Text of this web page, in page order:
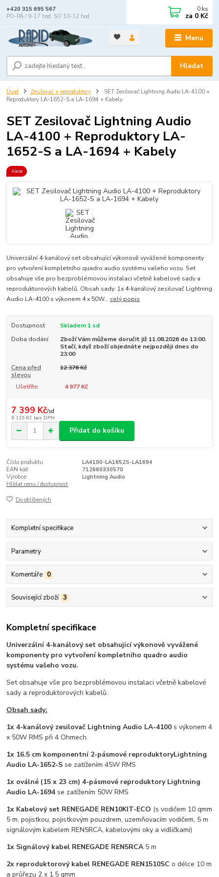
Menu
Hledat
+420 315 695 567
PO-PÁ / 9-17 hod, SO 10-12 hod
0 ks
za 0 Kč
Úvod Zesilovač + reproduktory
SET Zesilovač Lightning Audio LA-4100 +
Reproduktory LA-1652-S a LA-1694 + Kabely
SET Zesilovač Lightning Audio
LA-4100 + Reproduktory LA-
1652-S a LA-1694 + Kabely
Akce
Univerzální 4-kanálový set obsahující výkonově vyvážené komponenty
pro vytvoření kompletního quadro audio systému vašeho vozu. Set
obsahuje vše pro bezproblémovou instalaci včetně kabelové sady a
reproduktorových kabelů. Obsah sady: 1x 4-kanálový zesilovač Lightning
Audio LA-4100 s výkonem 4 x 50W... celý popis
Dostupnost
Skladem 1 sd
Doba dodání
Zboží Vám můžeme doručit již 11.08.2026 do 13:00.
Stačí, když zboží objednáte nejpozději dnes do
23:00
Cena před
slevou
12 376 Kč
Ušetříte 4 977 Kč
7 399 Kč/sd
6 115 Kč bez DPH
Přidat do košíku
Číslo produktu:
LA4100-LA1652S-LA1694
EAN kód:
712660330570
Výrobce:
Lightning Audio
Hlídat cenu / dostupnost
Do oblíbených
Kompletní specifikace
Parametry
Komentáře 0
Související zboží 3
Kompletní specifikace
Univerzální 4-kanálový set obsahující výkonově vyvážené
komponenty pro vytvoření kompletního quadro audio
systému vašeho vozu.
Set obsahuje vše pro bezproblémovou instalaci včetně kabelové
sady a reproduktorových kabelů.
Obsah sady:
1x 4-kanálový zesilovač Lightning Audio LA-4100 s výkonem 4
x 50W RMS při 4 Ohmech.
1x 16.5 cm komponentní 2-pásmové reproduktoryLightning
Audio LA-1652-S se zatížením 45W RMS
1x oválné (15 x 23 cm) 4-pásmové reproduktory Lightning
Audio LA-1694 se zatížením 50W RMS
1x Kabelový set RENEGADE REN10KIT-ECO (s vodičem 10 qmm
5 m, pojistkou, pojistkovým pouzdrem, uzemňovacím vodičem, 5 m
signálovým kabelem REN5RCA, kabelovými oky a vidličkami)
1x Signálový kabel RENEGADE REN5RCA5 m
2x reproduktorový kabel RENEGADE REN1510SC o délce 10 m
a průřezu 2 x 1.5 qmm